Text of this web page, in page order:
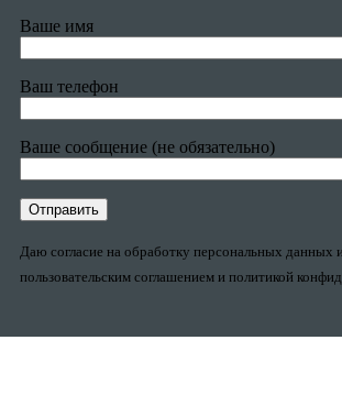
Ваше имя
Ваш телефон
Ваше сообщение (не обязательно)
Даю согласие на обработку персональных данных и
пользовательским соглашением и политикой